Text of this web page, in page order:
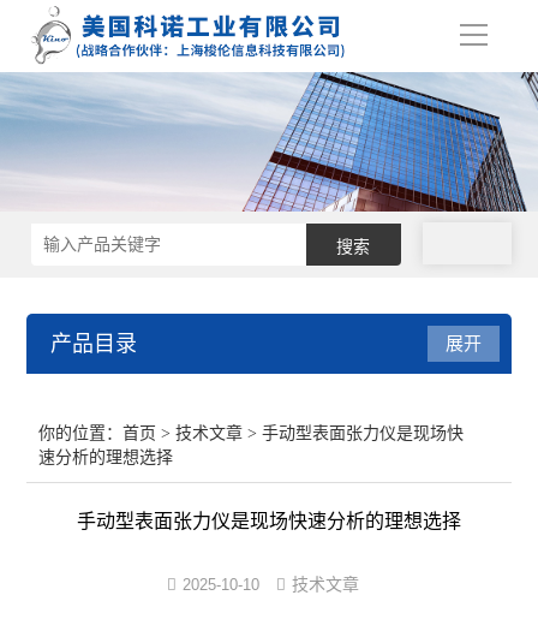
导
产品目录
表面张力仪
界面张力仪
界面弹性系数仪
展开
你的位置：首页 >技术文章 > 手动型表面张力仪是现场快
速分析的理想选择
手动型表面张力仪是现场快速分析的理想选择
2025-10-10 技术文章